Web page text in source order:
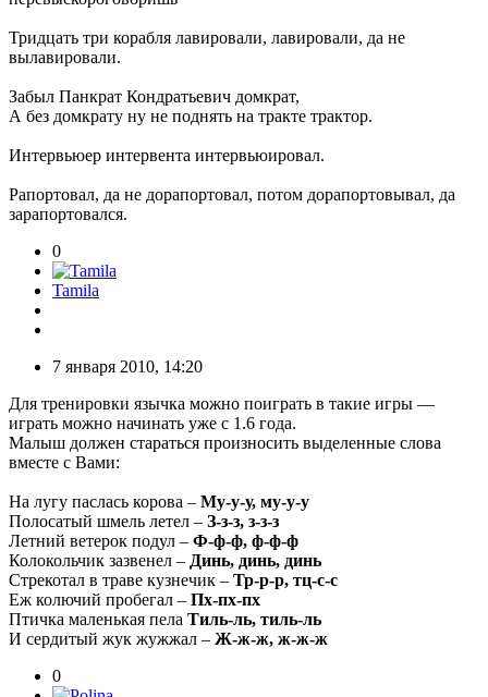
Тридцать три корабля лавировали, лавировали, да не
вылавировали.
Забыл Панкрат Кондратьевич домкрат,
А без домкрату ну не поднять на тракте трактор.
Интервьюер интервента интервьюировал.
Рапортовал, да не дорапортовал, потом дорапортовывал, да
зарапортовался.
0
Tamila
7 января 2010, 14:20
Для тренировки язычка можно поиграть в такие игры —
играть можно начинать уже с 1.6 года.
Малыш должен стараться произносить выделенные слова
вместе с Вами:
На лугу паслась корова – Му-у-у, му-у-у
Полосатый шмель летел – З-з-з, з-з-з
Летний ветерок подул – Ф-ф-ф, ф-ф-ф
Колокольчик зазвенел – Динь, динь, динь
Стрекотал в траве кузнечик – Тр-р-р, тц-с-с
Еж колючий пробегал – Пх-пх-пх
Птичка маленькая пела Тиль-ль, тиль-ль
И сердитый жук жужжал – Ж-ж-ж, ж-ж-ж
0